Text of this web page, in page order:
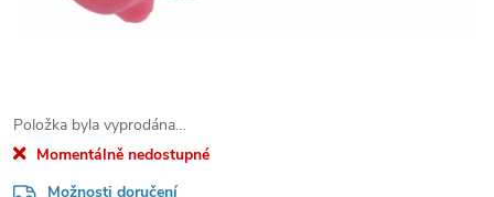
Položka byla vyprodána…
Momentálně nedostupné
Možnosti doručení